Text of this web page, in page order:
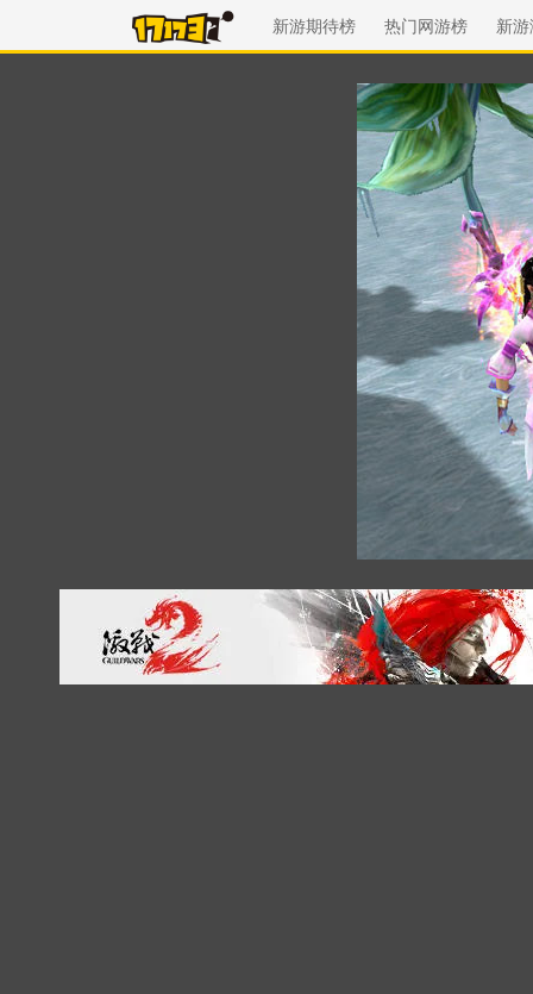
新游期待榜 热门网游榜 新